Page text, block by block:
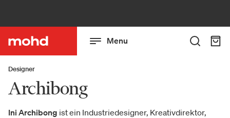
Menu
Designer
Archibong
Ini Archibong ist ein Industriedesigner, Kreativdirektor,